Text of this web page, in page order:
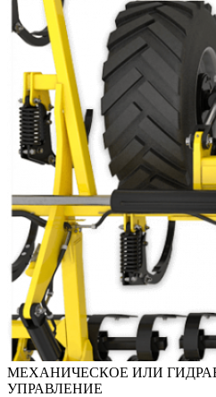
МЕХАНИЧЕСКОЕ ИЛИ
УПРАВЛЕНИЕ